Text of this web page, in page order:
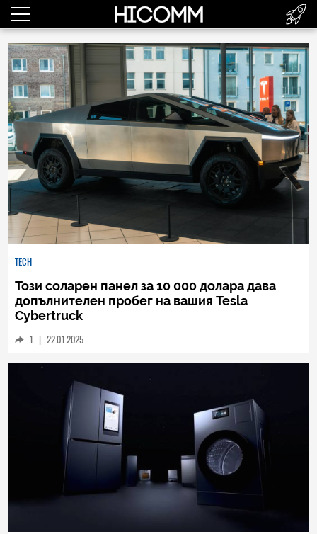
TECH
Този соларен панел за 10 000 долара дава
допълнителен пробег на вашия Tesla
Cybertruck
1 | 22.01.2025